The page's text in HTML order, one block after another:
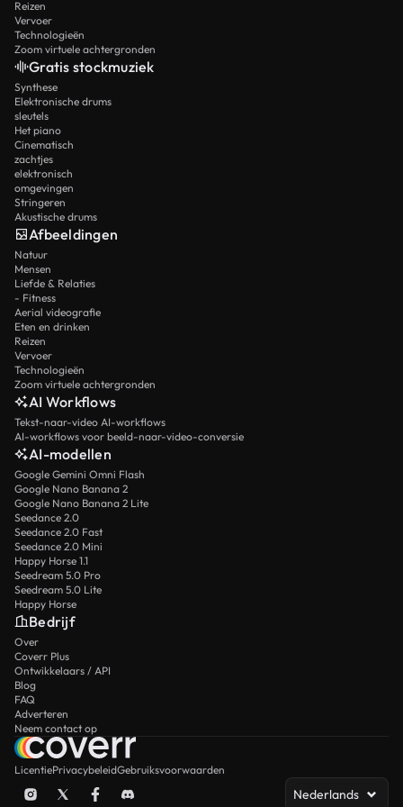
Reizen
Vervoer
Technologieën
Zoom virtuele achtergronden
Gratis stockmuziek
Synthese
Elektronische drums
sleutels
Het piano
Cinematisch
zachtjes
elektronisch
omgevingen
Stringeren
Akustische drums
Afbeeldingen
Natuur
Mensen
Liefde & Relaties
- Fitness
Aerial videografie
Eten en drinken
Reizen
Vervoer
Technologieën
Zoom virtuele achtergronden
AI Workflows
Tekst-naar-video AI-workflows
AI-workflows voor beeld-naar-video-conversie
AI-modellen
Google Gemini Omni Flash
Google Nano Banana 2
Google Nano Banana 2 Lite
Seedance 2.0
Seedance 2.0 Fast
Seedance 2.0 Mini
Happy Horse 1.1
Seedream 5.0 Pro
Seedream 5.0 Lite
Happy Horse
Bedrijf
Over
Coverr Plus
Ontwikkelaars / API
Blog
FAQ
Adverteren
Neem contact op
LicentiePrivacybeleidGebruiksvoorwaarden
Nederlands